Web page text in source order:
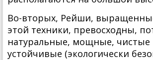
Во-вторых, Рейши,
этой техники, превосходны,
натуральные, мощные, чистые
устойчивые (экологически